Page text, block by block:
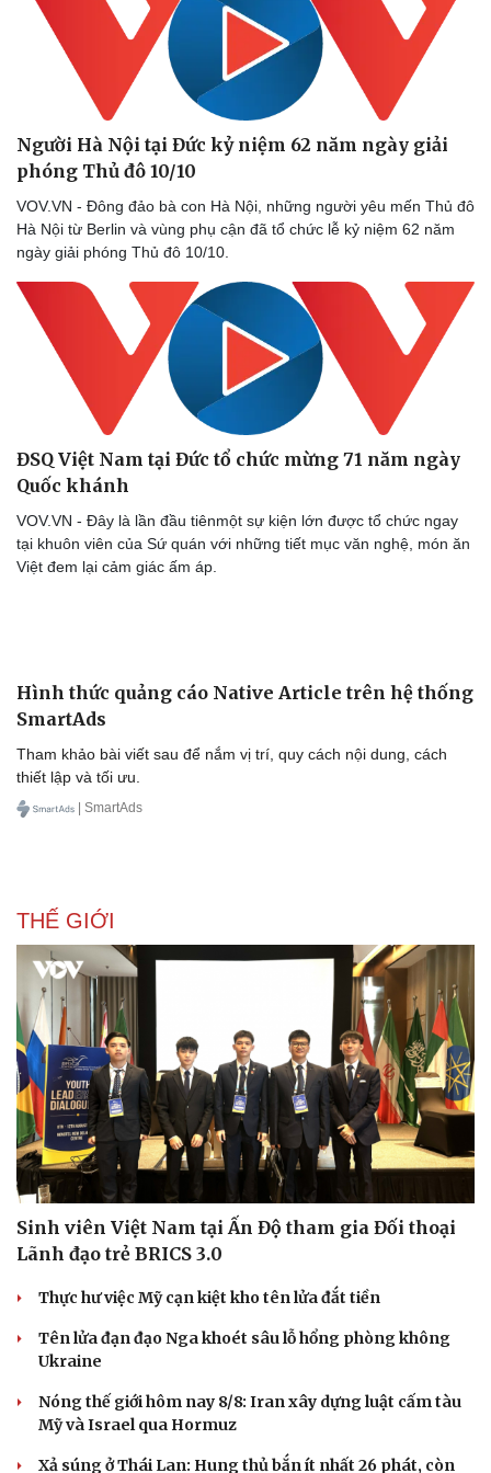
Ăn sạch sống khỏe
Văn hóa
Di sản
Người Hà Nội tại Đức kỷ niệm 62 năm ngày giải
phóng Thủ đô 10/10
VOV.VN - Đông đảo bà con Hà Nội, những người yêu mến Thủ đô
Hà Nội từ Berlin và vùng phụ cận đã tổ chức lễ kỷ niệm 62 năm
ngày giải phóng Thủ đô 10/10.
ĐSQ Việt Nam tại Đức tổ chức mừng 71 năm ngày
Quốc khánh
VOV.VN - Đây là lần đầu tiênmột sự kiện lớn được tổ chức ngay
tại khuôn viên của Sứ quán với những tiết mục văn nghệ, món ăn
Việt đem lại cảm giác ấm áp.
Hình thức quảng cáo Native Article trên hệ thống
SmartAds
Tham khảo bài viết sau để nắm vị trí, quy cách nội dung, cách
thiết lập và tối ưu.
| SmartAds
THẾ GIỚI